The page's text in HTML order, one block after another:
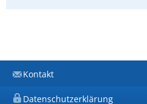
Kontakt
Datenschutzerklärung